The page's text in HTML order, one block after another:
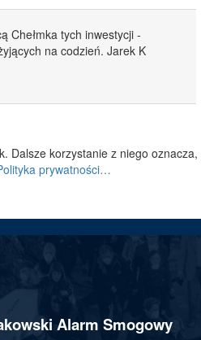
Chełmka tych inwestycji -
na codzień. Jarek K
Dalsze korzystanie z niego oznacza,
prywatności…
Alarm Smogowy